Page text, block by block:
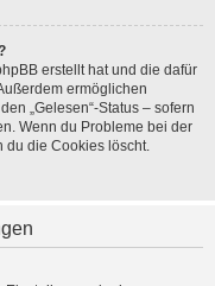
erstellt hat und die dafür
ermöglichen
„Gelesen“-Status – sofern
Wenn du Probleme bei der
du die Cookies löscht.